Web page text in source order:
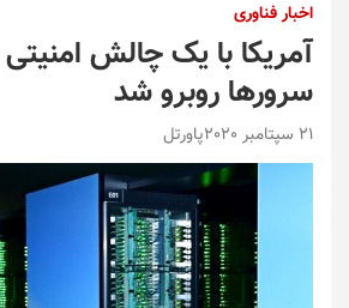
اخبار فناوری
آمریکا با یک چالش
سرورها روبرو شد
21 سپتامبر 2020 پاورتل